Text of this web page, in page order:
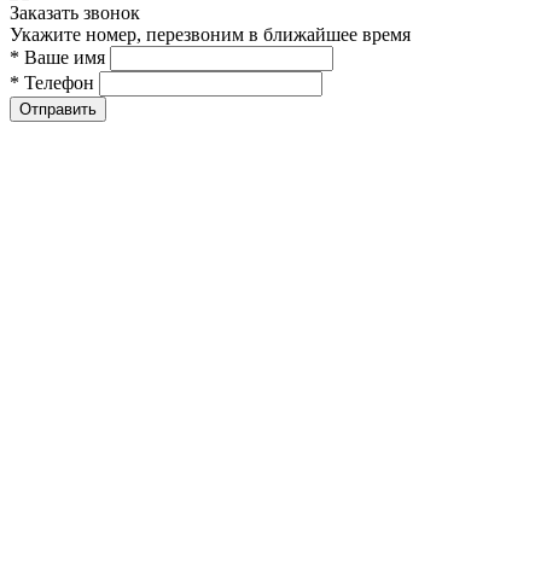
Заказать звонок
Укажите номер, перезвоним в ближайшее время
* Ваше имя
* Телефон
Отправить